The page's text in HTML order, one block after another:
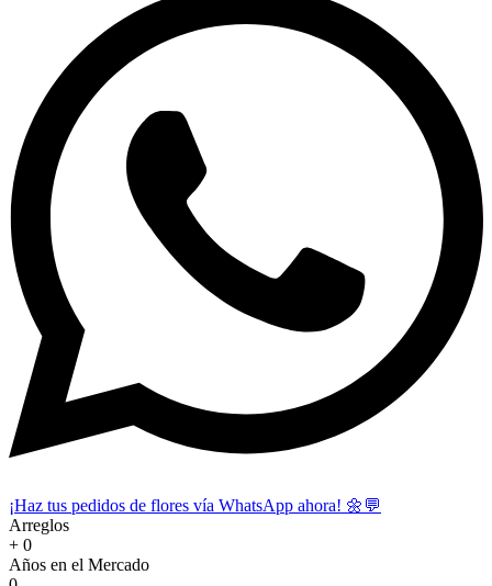
¡Haz tus pedidos de flores vía WhatsApp ahora! 🌼💬
Arreglos
+ 0
Años en el Mercado